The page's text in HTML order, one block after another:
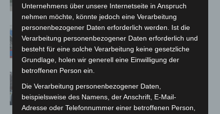
Kreuz
Mann läuft mit Hockeyschläger über
A7 – Polizei sucht Zeugen
auf Baustelle
Unternehmens über unsere Internetseite in Anspruch
nehmen möchte, könnte jedoch eine Verarbeitung
personenbezogener Daten erforderlich werden. Ist die
Verarbeitung personenbezogener Daten erforderlich und
besteht für eine solche Verarbeitung keine gesetzliche
Grundlage, holen wir generell eine Einwilligung der
betroffenen Person ein.
Die Verarbeitung personenbezogener Daten,
beispielsweise des Namens, der Anschrift, E-Mail-
Adresse oder Telefonnummer einer betroffenen Person,